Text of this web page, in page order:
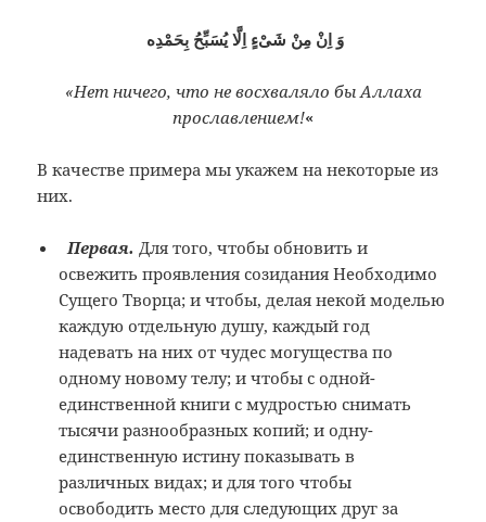
وَ اِنْ مِنْ شَىْءٍ اِلَّا يُسَبِّحُ بِحَمْدِه
«Нет ничего, что не восхваляло бы Аллаха
прославлением!«
В качестве примера мы укажем на некоторые из
них.
Первая. Для того, чтобы обновить и
освежить проявления созидания Необходимо
Сущего Творца; и чтобы, делая некой моделью
каждую отдельную душу, каждый год
надевать на них от чудес могущества по
одному новому телу; и чтобы с одной-
единственной книги с мудростью снимать
тысячи разнообразных копий; и одну-
единственную истину показывать в
различных видах; и для того чтобы
освободить место для следующих друг за